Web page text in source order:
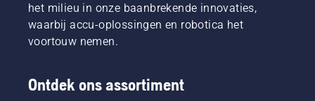
het milieu in onze baanbrekende innovaties,
waarbij accu-oplossingen en robotica het
voortouw nemen.
Ontdek ons assortiment